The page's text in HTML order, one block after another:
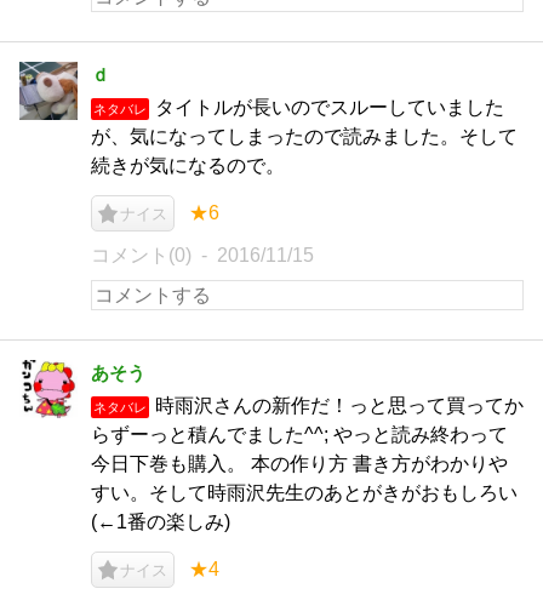
ｄ
ネタバレ
タイトルが長いのでスルーしていました
が、気になってしまったので読みました。そして
続きが気になるので。
ナイス ★6
コメント(0) 2016/11/15
あそう
ネタバレ
時雨沢さんの新作だ！っと思って買ってか
らずーっと積んでました^^; やっと読み終わって
今日下巻も購入。 本の作り方 書き方がわかりや
すい。そして時雨沢先生のあとがきがおもしろい
(←1番の楽しみ)
ナイス ★4